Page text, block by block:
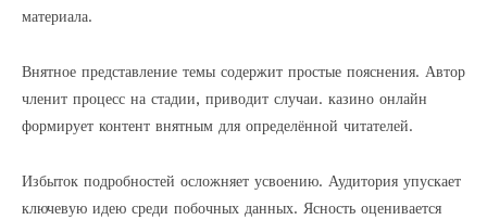
материала.
Внятное представление темы содержит простые пояснения. Автор
членит процесс на стадии, приводит случаи. казино онлайн
формирует контент внятным для определённой читателей.
Избыток подробностей осложняет усвоению. Аудитория упускает
ключевую идею среди побочных данных. Ясность оценивается